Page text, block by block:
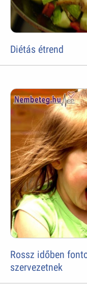
Diétás étrend
Rossz időben
szervezetnek